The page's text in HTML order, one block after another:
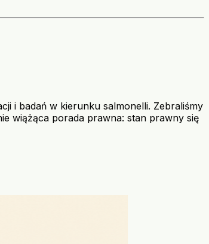
i badań w kierunku salmonelli. Zebraliśmy
wiążąca porada prawna: stan prawny się